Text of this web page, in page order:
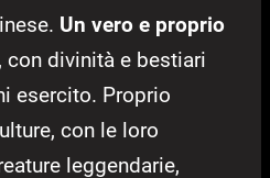
Un vero e proprio
, con divinità e bestiari
esercito. Proprio
con le loro
leggendarie,